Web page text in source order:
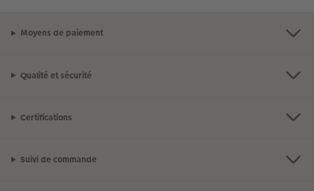
Moyens de paiement
Qualité et sécurité
Certifications
Suivi de commande